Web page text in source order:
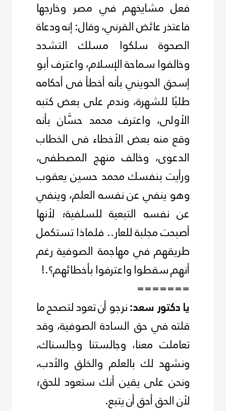
فعل مشايخهم في مصر وخارجها
فاعتذر عائض القرني، وقال: إنه ودعاة
الصحوة سلكوا مسلك التشدد
وخالفوا سماحة الإسلام، واعترف أبو
إسحق الحويني بأنه أخطأ فى أحكامه
طلبًا للشهرة، وندم على بعض كتبه
الأولى، واعترف محمد حسَّان بأنه
وقع منه بعض الأخطاء فى الخطاب
الدعوى، وخالف منهج المصطفى،
ورأيت بنفسك محمد حسين يعقوب
وهو ينفي عن نفسه العلم، وينفي
عن نفسه التبعية للسلفية؛ لأنها
أصبحت مجلبة للعار.. فلماذا تستكمل
طريقهم في مهاجمة الصوفية رغم
أنهم سقطوا واعترفوا بأخطائهم؟!.
=======
يا دكتور سعد:نرجو أن تعود لتصحح ما
قلته في حق السادة الصوفية، وقد
تعاملت معنا، وجالستنا وجالسناك،
ونشهد لك بالعلم والخلق والأدب،
ونحن على يقين أنك ستعود للحق؛
لأن الحق أحق أن يتبع.